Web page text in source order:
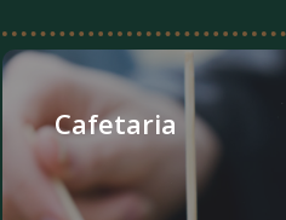
Cafetaria